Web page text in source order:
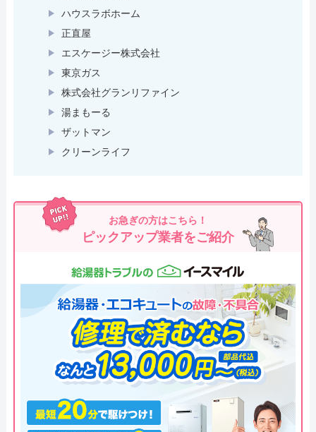
ハウスラボホーム
正直屋
エスケージー株式会社
東京ガス
株式会社グランリファイン
湯まもーる
ザットマン
クリーンライフ
お急ぎの方はこちら！
ピックアップ業者をご紹介